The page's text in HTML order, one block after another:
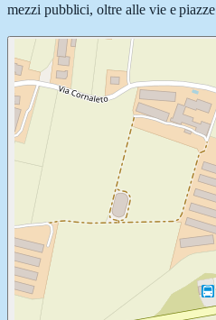
mezzi pubblici, oltre alle vie e